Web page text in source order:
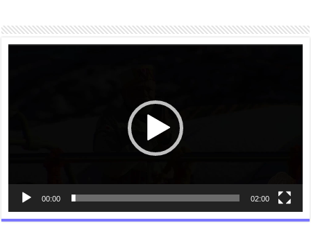
Video
00:00 02:00